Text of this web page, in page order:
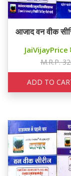
आजाद वन वीक
JaiVijayPrice
M.R.P.
ADD TO